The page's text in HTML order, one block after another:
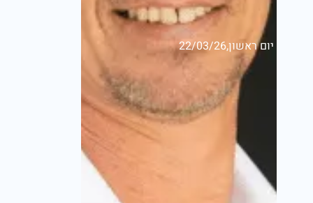
יום ראשון,22/03/26